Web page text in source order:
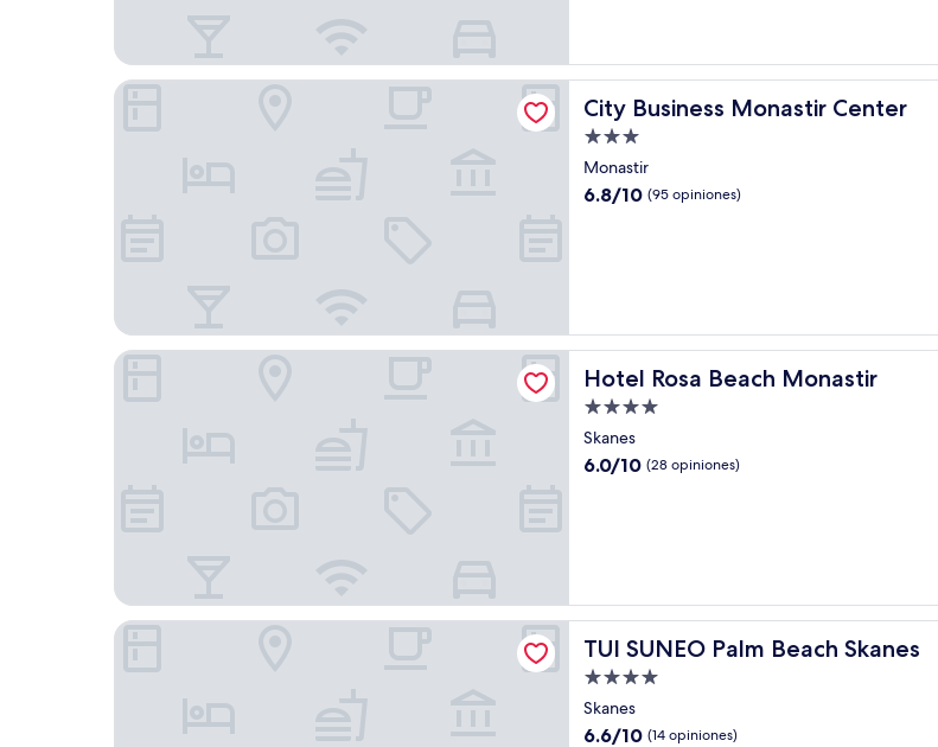
City Business Monastir Center
City Business Monastir Center
Propiedad
de
3.0
Monastir
6.8
6.8/10 (95 opiniones)
City Business Monastir Center
Hotel Rosa Beach Monastir
Hotel Rosa Beach Monastir
Propiedad
de
4.0
Skanes
6.0
6.0/10 (28 opiniones)
Hotel Rosa Beach Monastir
TUI SUNEO Palm Beach Skanes
TUI SUNEO Palm Beach Skanes
Propiedad
de
4.0
Skanes
6.6
6.6/10 (14 opiniones)
TUI SUNEO Palm Beach Skanes